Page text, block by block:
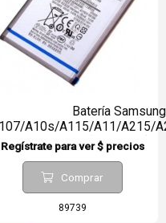
Batería Samsung
A10s/A115/A11/A215/
(4000mAh)
Regístrate para ver $ precios
Comprar
89739